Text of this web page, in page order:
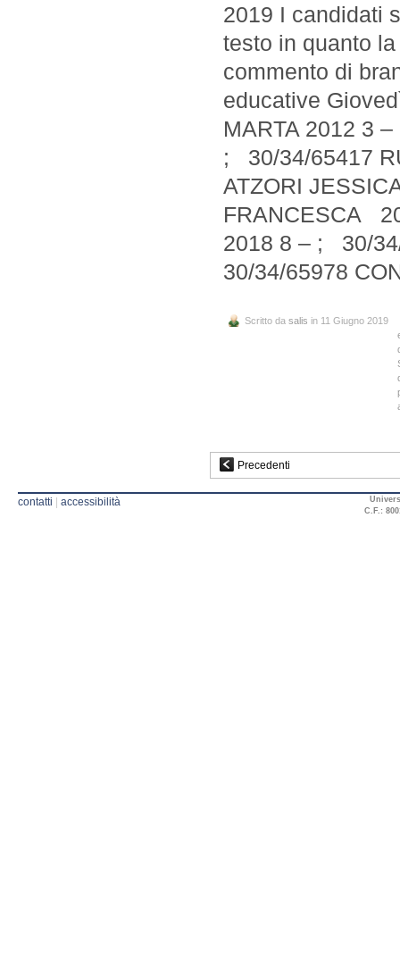
2019 I candidati
testo in quanto
commento di
educative
MARTA 2012 3
; 30/34/65417
ATZORI
FRANCESCA
2018 8 – ; 30/
30/34/65978
Scritto da salis in 11 Giugno 2019
Precedenti
contatti accessibilità
C.F.: